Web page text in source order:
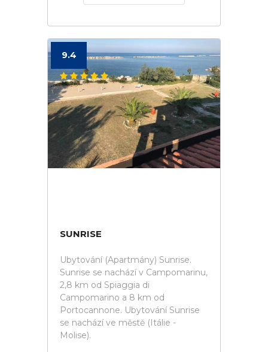
9.4
SUNRISE
Ubytování (Apartmány) Sunrise.
Sunrise se nachází v Campomarinu,
2,8 km od Spiaggia di
Campomarino a 8 km od
Portocannone. Ubytování Sunrise
se nachází ve městě (Itálie -
Molise).